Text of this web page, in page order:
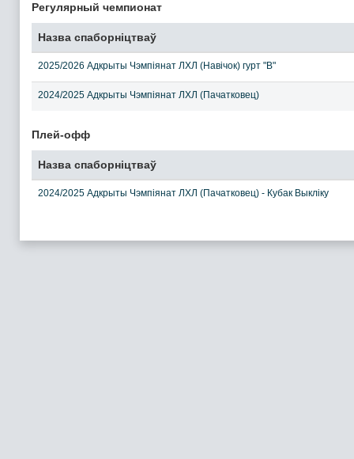
Регулярный чемпионат
Назва спаборніцтваў
2025/2026 Адкрыты Чэмпіянат ЛХЛ (Навічок) гурт "В"
2024/2025 Адкрыты Чэмпіянат ЛХЛ (Пачатковец)
Плей-офф
Назва спаборніцтваў
2024/2025 Адкрыты Чэмпіянат ЛХЛ (Пачатковец) - Кубак Выкліку